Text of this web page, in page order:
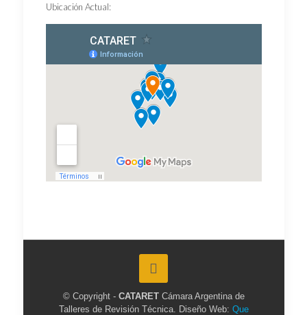
Ubicación Actual:
© Copyright - CATARET Cámara Argentina de
Talleres de Revisión Técnica. Diseño Web: Que